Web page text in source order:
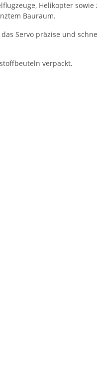
Helikopter
Bauraum.
Servo präzise und
verpackt.